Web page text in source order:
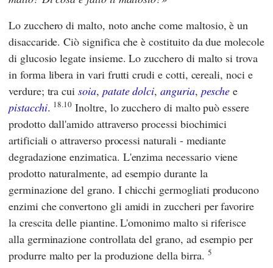
Lo zucchero di malto, noto anche come maltosio, è un
disaccaride. Ciò significa che è costituito da due molecole
di glucosio legate insieme. Lo zucchero di malto si trova
in forma libera in vari frutti crudi e cotti, cereali, noci e
verdure; tra cuisoia, patate dolci,anguria, pesche e
pistacchi. 18.10 Inoltre, lo zucchero di malto può essere
prodotto dall'amido attraverso processi biochimici
artificiali o attraverso processi naturali - mediante
degradazione enzimatica. L'enzima necessario viene
prodotto naturalmente, ad esempio durante la
germinazione del grano. I chicchi germogliati producono
enzimi che convertono gli amidi in zuccheri per favorire
la crescita delle piantine. L'omonimo malto si riferisce
alla germinazione controllata del grano, ad esempio per
produrre malto per la produzione della birra. 5